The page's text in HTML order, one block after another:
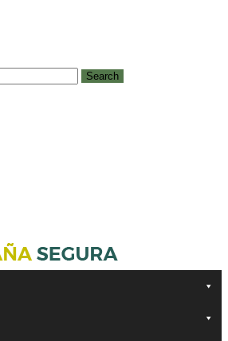
Search